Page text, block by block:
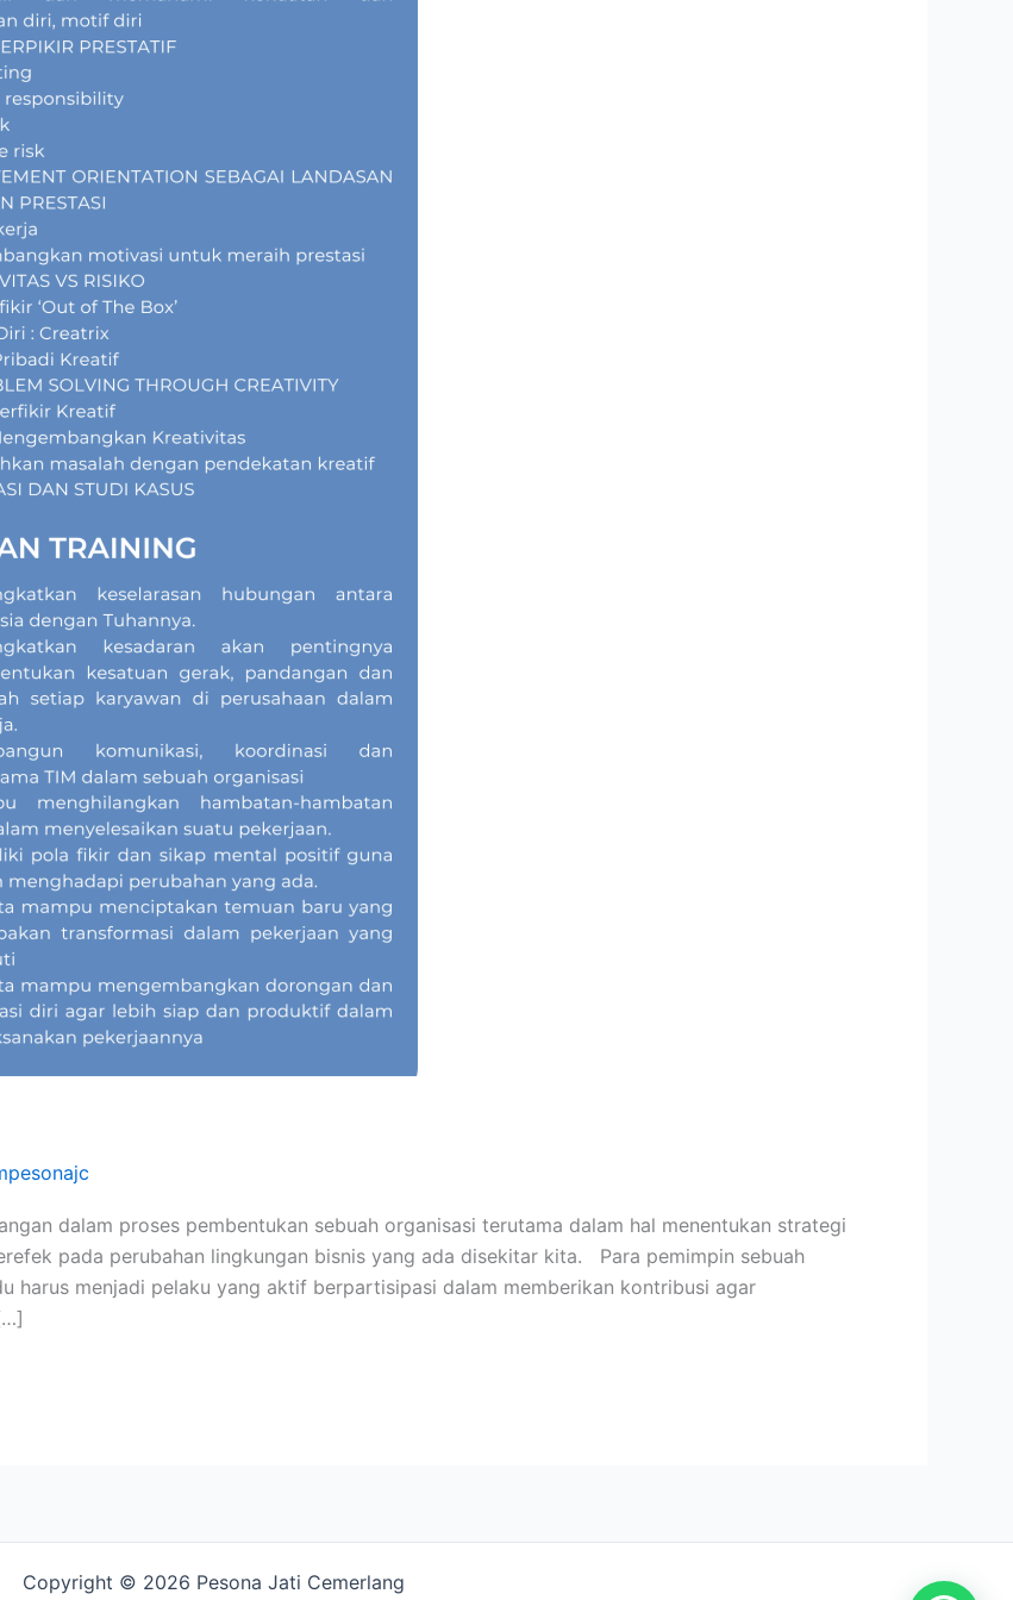
dalam proses pembentukan sebuah organisasi terutama dalam hal menentukan strategi
pada perubahan lingkungan bisnis yang ada disekitar kita. Para pemimpin sebuah
harus menjadi pelaku yang aktif berpartisipasi dalam memberikan kontribusi agar
Copyright © 2026 Pesona Jati Cemerlang